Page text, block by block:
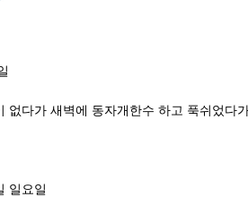
없다가 새벽에 동자개한수 하고 푹쉬었다
일요일